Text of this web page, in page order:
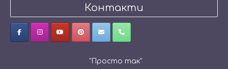
Контакти
"Просто так"